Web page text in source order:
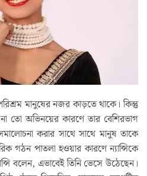
মানুষের নজর কাড়তে থাকে। কিন্তু
তো অভিনয়ের কারণে তার বেশিরভাগ
করার সাথে সাথে মানুষ তাকে
গঠন পাতলা হওয়ার কারণে ন্যান্সিকে
বলেন, এভাবেই তিনি ভেসে উঠেছেন।